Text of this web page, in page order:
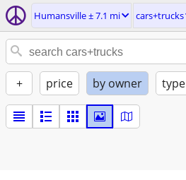
Humansville ± 7.1 mi cars+trucks
+ price by owner type